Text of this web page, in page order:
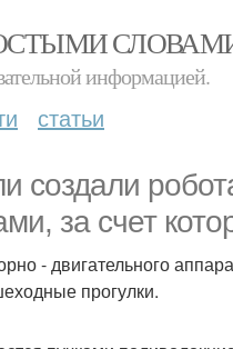
информацией.
статьи
создали
за счет
- двигательного
прогулки.